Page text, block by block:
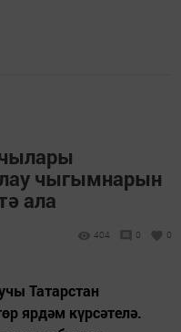
чыгымнарын
ала
404 0 0
Татарстан
ярдәм күрсәтелә.